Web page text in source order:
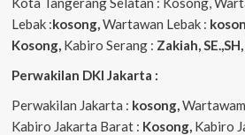
Lebak :kosong, Wartawan Lebak :
Kosong, Kabiro Serang : Zakiah, SE.,SH,
Perwakilan DKI Jakarta :
Perwakilan Jakarta : kosong,
Kabiro Jakarta Barat : Kosong, Kabiro